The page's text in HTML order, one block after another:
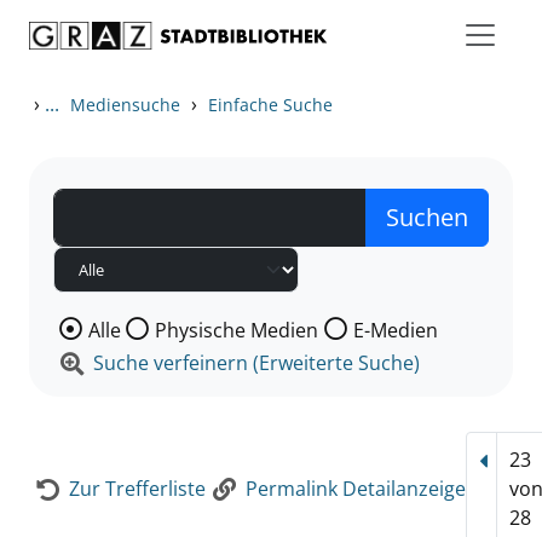
› ... Mediensuche › Einfache Suche
Wählen Sie die Medienart nach der Sie suchen wollen.
Alle Physische Medien
E-Medien
Suche verfeinern (Erweiterte Suche)
Zur Trefferliste Permalink Detailanzeige
23
von
28